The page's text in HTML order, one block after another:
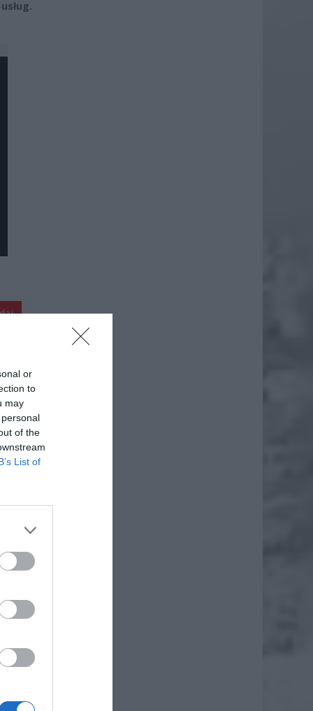
or
to
may
of the
List of
mogli